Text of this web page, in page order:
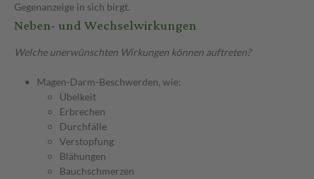
Gegenanzeige in sich birgt.
Neben- und Wechselwirkungen
Welche unerwünschten Wirkungen können auftreten?
Magen-Darm-Beschwerden, wie:
Übelkeit
Erbrechen
Durchfälle
Verstopfung
Blähungen
Bauchschmerzen